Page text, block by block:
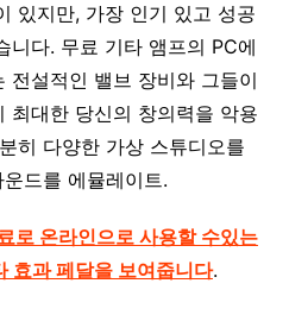
있지만, 가장 인기 있고 성공
니다. 무료 기타 앰프의 PC에
전설적인 밸브 장비와 그들이
최대한 당신의 창의력을 악용
히 다양한 가상 스튜디오를
드를 에뮬레이트.
로 온라인으로 사용할 수있는
효과 페달을 보여줍니다.